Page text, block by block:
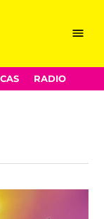
Menu
RADIO
Pepsi